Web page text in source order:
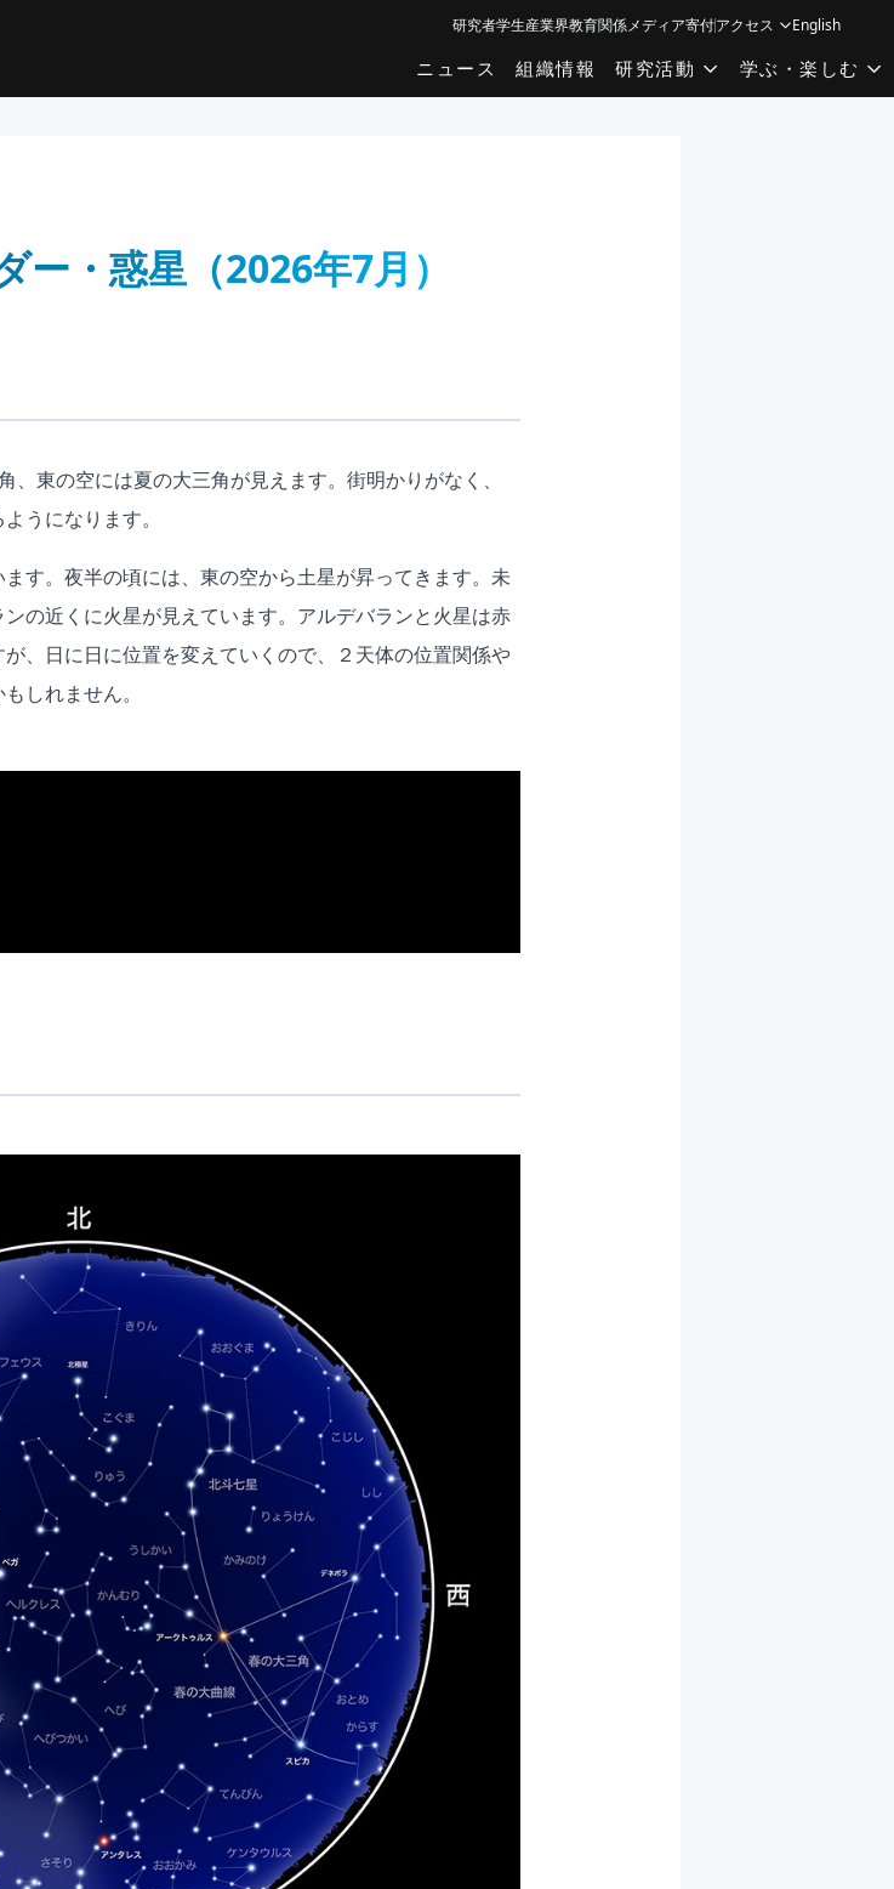
ニュース 組織情報 研究活動 学ぶ・楽しむ
研究者学生産業界教育関係メディア寄付アクセス English
・惑星（2026年7月）
東の空には夏の大三角が見えます。街明かりがなく、
うになります。
す。夜半の頃には、東の空から土星が昇ってきます。未
の近くに火星が見えています。アルデバランと火星は赤
、日に日に位置を変えていくので、２天体の位置関係や
しれません。